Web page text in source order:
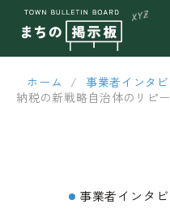
ホーム / 事業者インタ
納税の新戦略自治体のリピ
事業者インタ